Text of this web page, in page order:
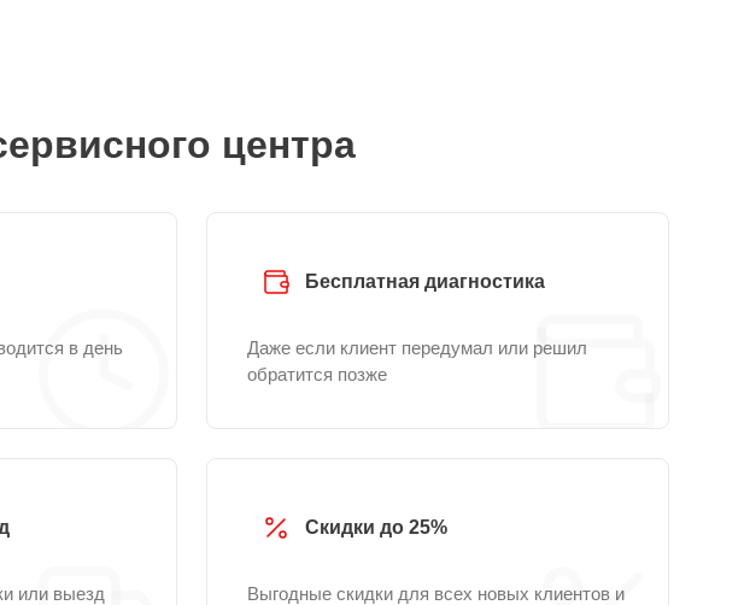
центра
в день
Бесплатная диагностика
Даже если клиент передумал или решил
обратится позже
или выезд
Скидки до 25%
Выгодные скидки для всех новых клиентов и